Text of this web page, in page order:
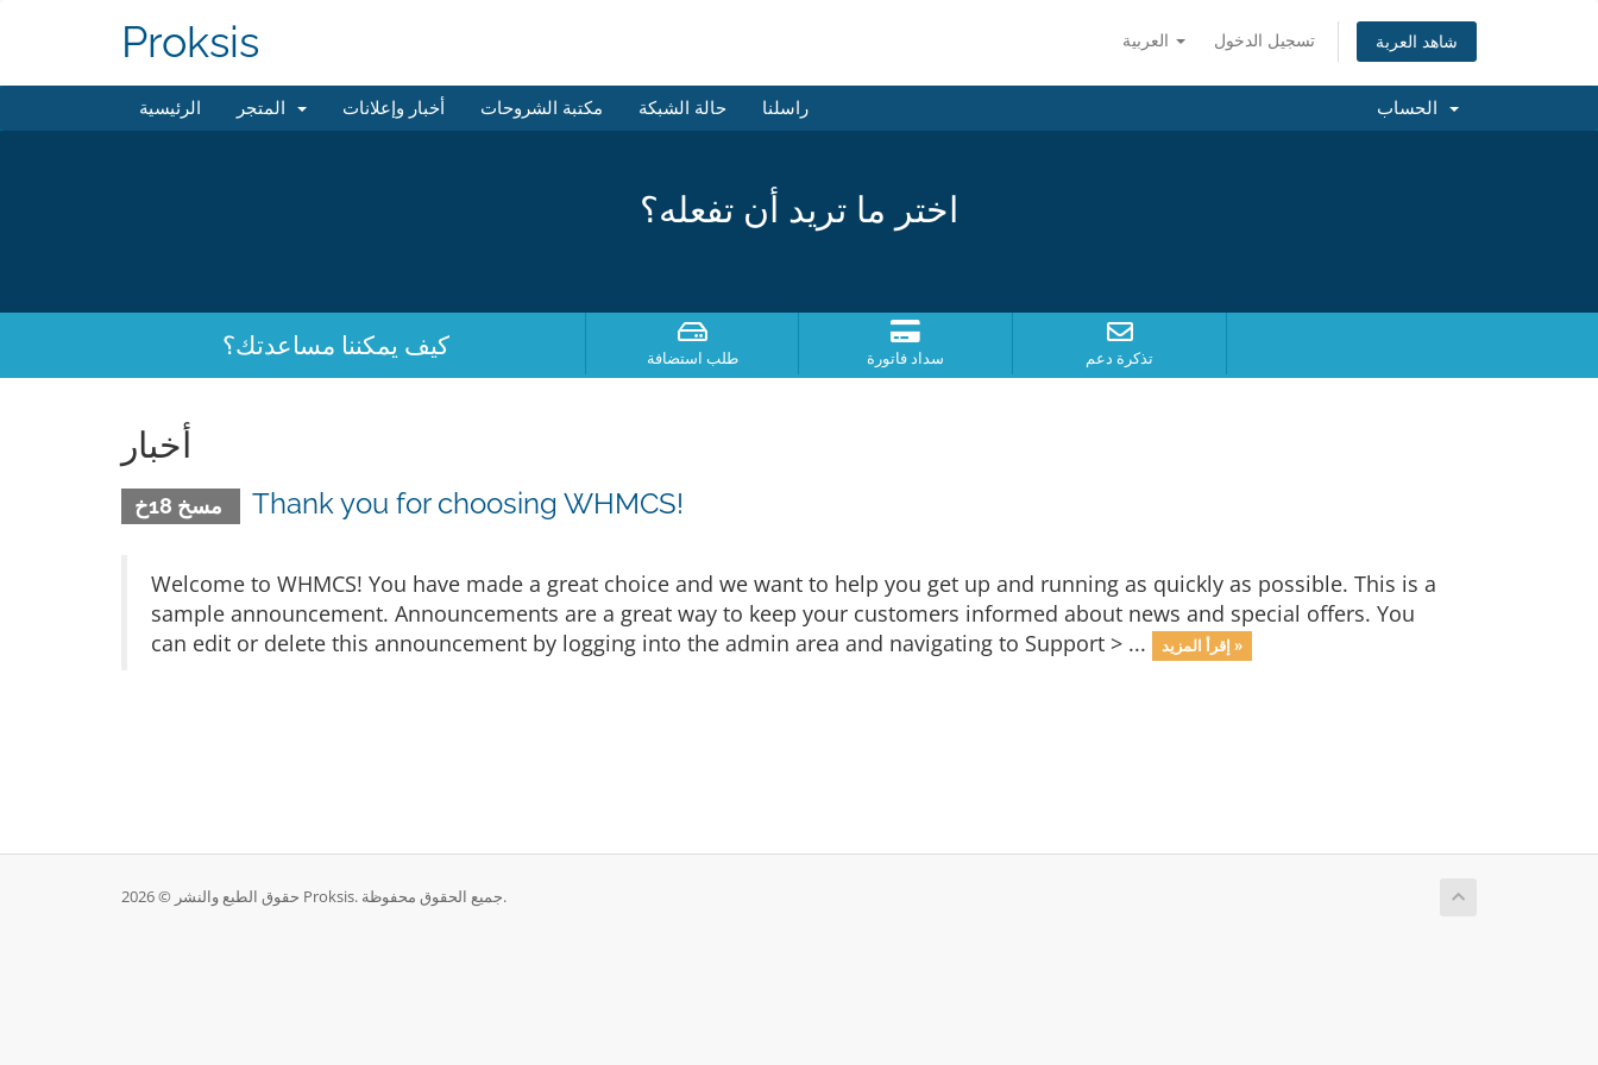
تسجيل الدخول شاهد العربة Proksis
الرئيسية أخبار وإعلانات مكتبة الشروحات حالة الشبكة راسلنا
اختر ما تريد أن تفعله؟
كيف يمكننا مساعدتك؟ طلب استضافة سداد فاتورة تذكرة دعم
أخبار
Thank you for choosing WHMCS!
Welcome to WHMCS! You have made a great choice and we want to help you get up and running as quickly as possible. This is a
sample announcement. Announcements are a great way to keep your customers informed about news and special offers. You
can edit or delete this announcement by logging into the admin area and navigating to Support > ...
إقرأ المزيد »
حقوق الطبع والنشر © 2026 Proksis. جميع الحقوق محفوظة.